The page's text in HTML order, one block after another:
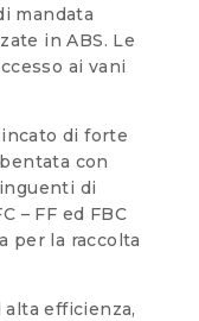
mandata
in ABS. Le
ai vani
di forte
con
di
– FF ed FBC
per la raccolta
efficienza,